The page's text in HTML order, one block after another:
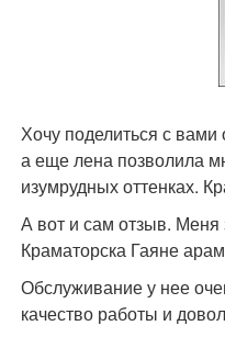
Хочу поделиться с
а еще лена позволила
изумрудных оттенках.
А вот и сам отзыв.
Краматорска Гаяне
Обслуживание у нее
качество работы и